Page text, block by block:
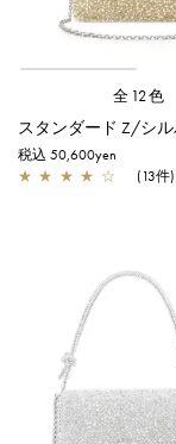
全12色
税込 50,600yen
★ ★ ★ ★ ☆ (13件)